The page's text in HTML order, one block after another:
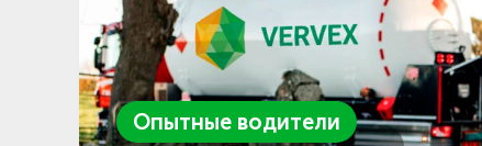
Опытные водители